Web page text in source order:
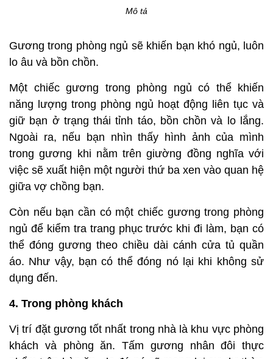
Mô tả
Gương trong phòng ngủ sẽ khiến bạn khó ngủ, luôn
lo âu và bồn chồn.
Một chiếc gương trong phòng ngủ có thể khiến
năng lượng trong phòng ngủ hoạt động liên tục và
giữ bạn ở trạng thái tỉnh táo, bồn chồn và lo lắng.
Ngoài ra, nếu bạn nhìn thấy hình ảnh của mình
trong gương khi nằm trên giường đồng nghĩa với
việc sẽ xuất hiện một người thứ ba xen vào quan hệ
giữa vợ chồng bạn.
Còn nếu bạn cần có một chiếc gương trong phòng
ngủ để kiểm tra trang phục trước khi đi làm, bạn có
thể đóng gương theo chiều dài cánh cửa tủ quần
áo. Như vậy, bạn có thể đóng nó lại khi không sử
dụng đến.
4. Trong phòng khách
Vị trí đặt gương tốt nhất trong nhà là khu vực phòng
khách và phòng ăn. Tấm gương nhân đôi thực